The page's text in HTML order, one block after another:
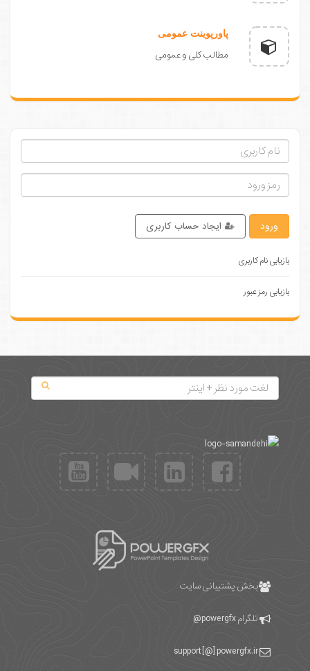
پاورپوینت عمومی
مطالب کلی و عمومی
ورود ایجاد حساب کاربری
بازیابی نام کاربری
بازیابی رمز عبور
بخش پشتیبانی سایت
تلگرامpowergfx@